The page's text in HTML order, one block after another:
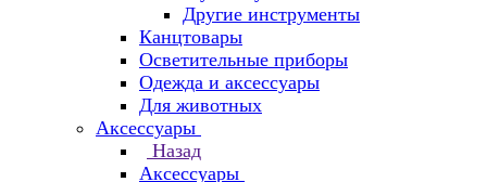
Другие инструменты
Канцтовары
Осветительные приборы
Одежда и аксессуары
Для животных
Аксессуары
Назад
Аксессуары